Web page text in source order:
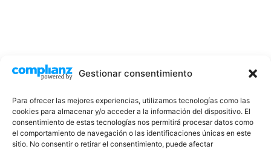
Gestionar consentimiento
Para ofrecer las mejores experiencias, utilizamos tecnologías como las
cookies para almacenar y/o acceder a la información del dispositivo. El
consentimiento de estas tecnologías nos permitirá procesar datos como
el comportamiento de navegación o las identificaciones únicas en este
sitio. No consentir o retirar el consentimiento, puede afectar